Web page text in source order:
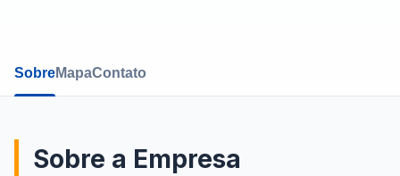
SobreMapaContato
Sobre a Empresa